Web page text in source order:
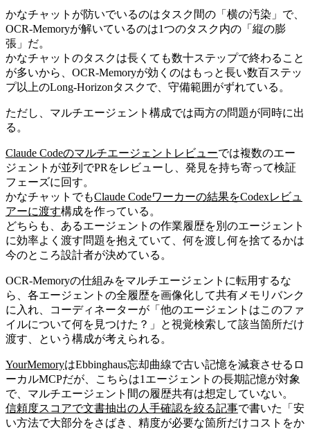
かなチャットが防いでいるのはタスク間の「横の汚染」で、
OCR-Memoryが解いているのは1つのタスク内の「縦の膨
張」だ。
かなチャットのタスクは長くても数十ステップで終わること
が多いから、OCR-Memoryが効くのはもっと長い数百ステッ
プ以上のLong-Horizonタスクで、守備範囲がずれている。
ただし、マルチエージェント構成では両方の問題が同時に出
る。
Claude Codeのマルチエージェントレビューでは複数のエー
ジェントが並列でPRをレビューし、発見を持ち寄って検証
フェーズに回す。
かなチャットでもClaude Codeワーカーの結果をCodexレビュ
アーに渡す構成を作っている。
どちらも、あるエージェントの作業履歴を別のエージェント
に効率よく渡す問題を抱えていて、何を渡し何を捨てるかは
今のところ設計者が決めている。
OCR-Memoryの仕組みをマルチエージェントに転用するな
ら、各エージェントの全履歴を画像化して共有メモリバンク
に入れ、コーディネーターが「他のエージェントはこのファ
イルについて何を見つけた？」と視覚検索して該当箇所だけ
渡す、という構成が考えられる。
YourMemoryはEbbinghaus忘却曲線で古い記憶を減衰させるロ
ーカルMCPだが、こちらは1エージェントの長期記憶が対象
で、マルチエージェント間の履歴共有は想定していない。
信頼度スコアで文書抽出の人手確認を絞る記事で書いた「安
い方法で大部分をさばき、精度が必要な箇所だけコストをか